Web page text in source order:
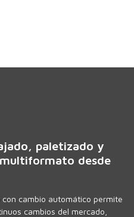
paletizado y
desde
cambio automático permite
cambios del mercado,